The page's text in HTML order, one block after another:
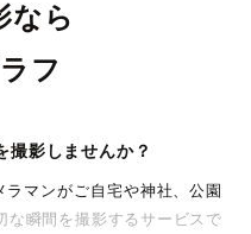
なら
フ
撮影しませんか？
マンがご自宅や神社、公園
な瞬間を撮影するサービスで